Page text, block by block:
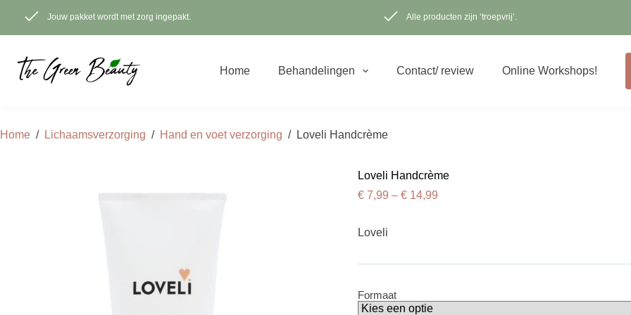
Jouw pakket wordt met zorg ingepakt. Alle producten zijn ‘troepvrij’.
Home Behandelingen Contact/ review Online Workshops!
Home / Lichaamsverzorging / Hand en voet verzorging / Loveli Handcrème
Loveli Handcrème
€7,99 – €14,99
Loveli
Formaat